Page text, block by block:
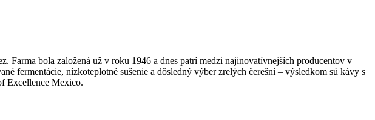
Farma bola založená už v roku 1946 a dnes patrí medzi najinovatívnejších producentov v
fermentácie, nízkoteplotné sušenie a dôsledný výber zrelých čerešní – výsledkom sú kávy s
Excellence Mexico.